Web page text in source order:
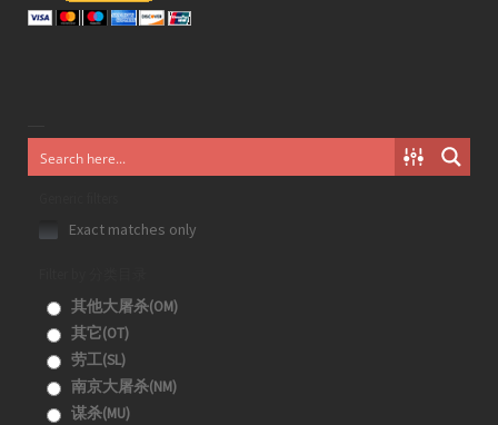
Exact matches only
其他大屠杀(OM)
其它(OT)
劳工(SL)
南京大屠杀(NM)
谋杀(MU)